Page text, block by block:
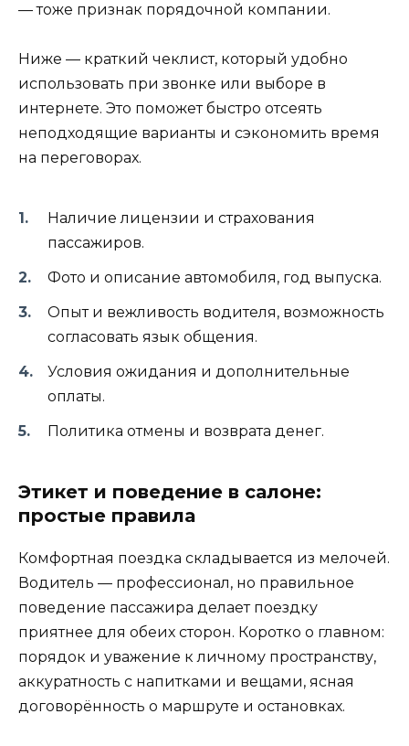
— тоже признак порядочной компании.
Ниже — краткий чеклист, который удобно
использовать при звонке или выборе в
интернете. Это поможет быстро отсеять
неподходящие варианты и сэкономить время
на переговорах.
Наличие лицензии и страхования
пассажиров.
Фото и описание автомобиля, год выпуска.
Опыт и вежливость водителя, возможность
согласовать язык общения.
Условия ожидания и дополнительные
оплаты.
Политика отмены и возврата денег.
Этикет и поведение в салоне:
простые правила
Комфортная поездка складывается из мелочей.
Водитель — профессионал, но правильное
поведение пассажира делает поездку
приятнее для обеих сторон. Коротко о главном:
порядок и уважение к личному пространству,
аккуратность с напитками и вещами, ясная
договорённость о маршруте и остановках.